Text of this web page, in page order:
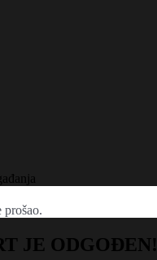
prošao.
JE ODGOĐEN!